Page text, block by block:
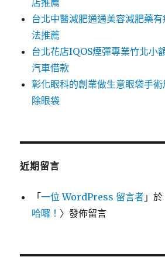
店推薦
台北中醫減肥通通美容減肥藥
法推薦
台北花店IQOS煙彈專業竹北小
汽車借款
彰化眼科的創業做生意眼袋手
除眼袋
近期留言
「一位 WordPress 留言者 」
哈囉！ 〉發佈留言